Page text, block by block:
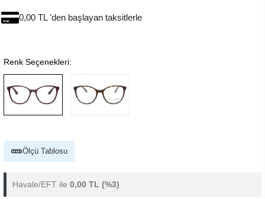
0,00 TL 'den başlayan taksitlerle
Renk Seçenekleri:
Ölçü Tablosu
Havale/EFT ile 0,00 TL (%3)